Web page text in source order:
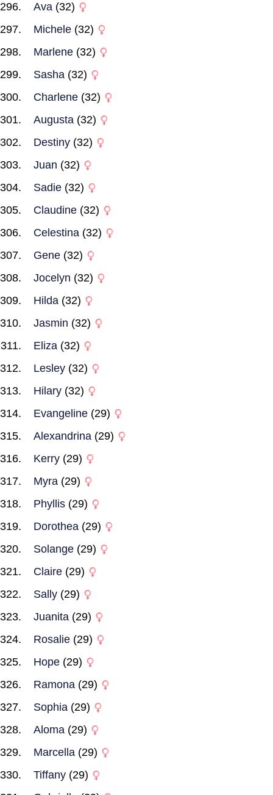
Ava (32)
Michele (32)
Marlene (32)
Sasha (32)
Charlene (32)
Augusta (32)
Destiny (32)
Juan (32)
Sadie (32)
Claudine (32)
Celestina (32)
Gene (32)
Jocelyn (32)
Hilda (32)
Jasmin (32)
Eliza (32)
Lesley (32)
Hilary (32)
Evangeline (29)
Alexandrina (29)
Kerry (29)
Myra (29)
Phyllis (29)
Dorothea (29)
Solange (29)
Claire (29)
Sally (29)
Juanita (29)
Rosalie (29)
Hope (29)
Ramona (29)
Sophia (29)
Aloma (29)
Marcella (29)
Tiffany (29)